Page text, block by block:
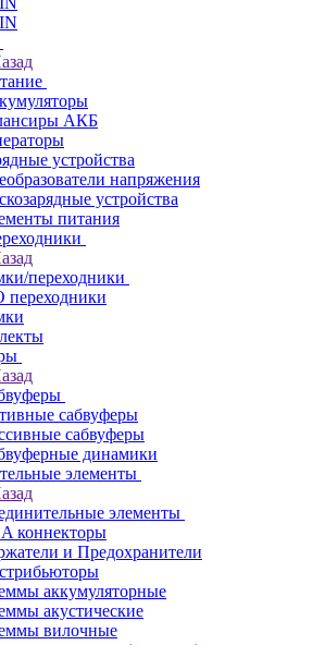
АКБ
устройства
напряжения
устройства
питания
переходники
переходники
сабвуферы
сабвуферы
динамики
элементы
элементы
коннекторы
и Предохранители
аккумуляторные
акустические
вилочные